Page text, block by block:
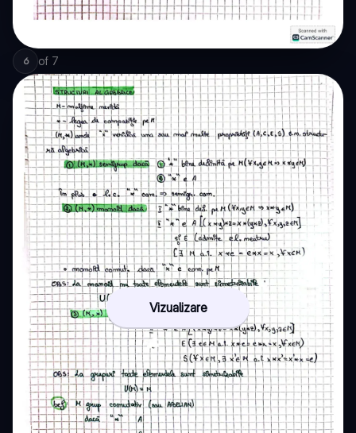
6 of 7
Vizualizare